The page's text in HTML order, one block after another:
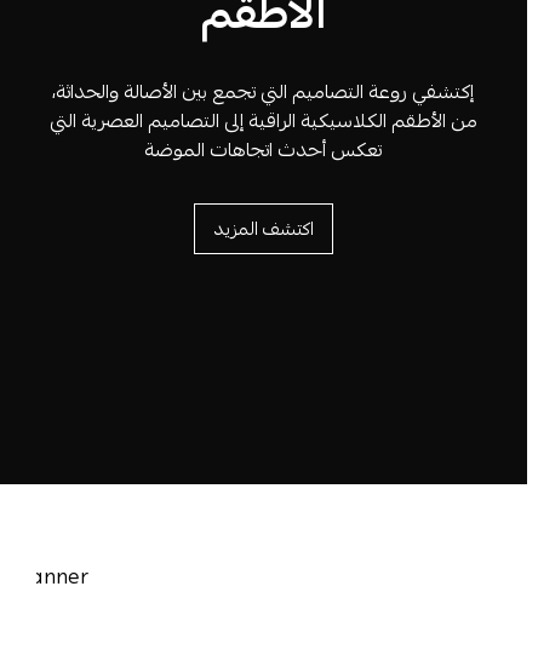
إكتشفي روعة التصاميم التي تجمع بين الأصالة والحداثة،
من الأطقم الكلاسيكية الراقية إلى التصاميم العصرية التي
تعكس أحدث اتجاهات الموضة
اكتشف المزيد